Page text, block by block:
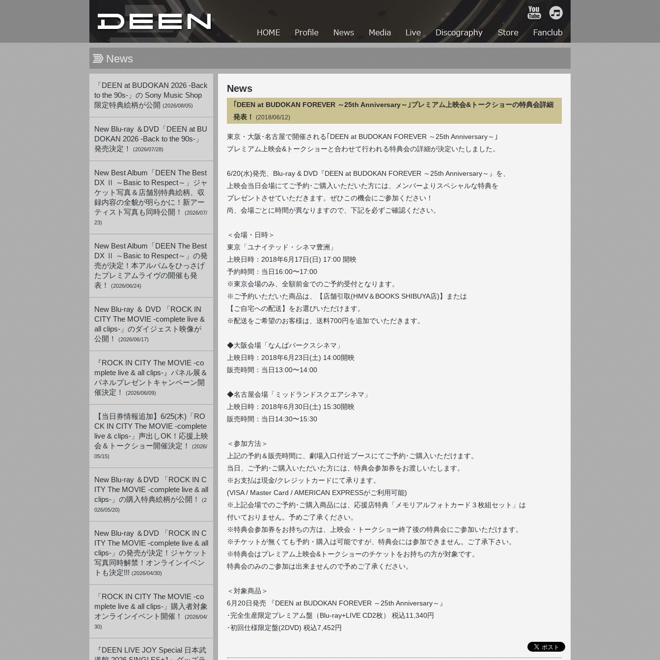
iTunes
YouTube
HOME Profile News Media Live Discography
Store Fanclub
News
「DEEN at BUDOKAN 2026 -Back
to the 90s-」の Sony Music Shop
限定特典絵柄が公開 (2026/08/05)
New Blu-ray ＆DVD「DEEN at BU
DOKAN 2026 -Back to the 90s-」
発売決定！
(2026/07/28)
New Best Album「DEEN The Best
DX Ⅱ ～Basic to Respect～」ジャ
ケット写真＆店舗別特典絵柄、収
録内容の全貌が明らかに！新アー
ティスト写真も同時公開！
(2026/07/
23)
New Best Album「DEEN The Best
DX Ⅱ ～Basic to Respect～」の発
売が決定！本アルバムをひっさげ
たプレミアムライヴの開催も発
表！
(2026/06/24)
New Blu-ray ＆ DVD 「ROCK IN
CITY The MOVIE -complete live &
all clips-」のダイジェスト映像が
公開！
(2026/06/17)
『ROCK IN CITY The MOVIE -co
mplete live & all clips-』パネル展＆
パネルプレゼントキャンペーン開
催決定！
(2026/06/09)
【当日券情報追加】6/25(木)「RO
CK IN CITY The MOVIE -complete
live & clips-」声出しOK！応援上映
会＆トークショー開催決定！
(2026/
05/15)
New Blu-ray ＆DVD 「ROCK IN C
ITY The MOVIE -complete live & all
clips-」の購入特典絵柄が公開！
(2
026/05/20)
New Blu-ray ＆DVD 「ROCK IN C
ITY The MOVIE -complete live & all
clips-」の発売が決定！ジャケット
写真同時解禁！オンラインイベン
トも決定!!! (2026/04/30)
「ROCK IN CITY The MOVIE -co
mplete live & all clips-」購入者対象
オンラインイベント開催！
(2026/04/
30)
『DEEN LIVE JOY Special 日本武
News
｢DEEN at BUDOKAN FOREVER ～25th Anniversary～｣プレミアム上映会&トークショーの特典会詳細
発表！ (2018/06/12)
東京・大阪･名古屋で開催される｢DEEN at BUDOKAN FOREVER ～25th Anniversary～｣
プレミアム上映会&トークショーと合わせて行われる特典会の詳細が決定いたしました。
6/20(水)発売、Blu-ray & DVD『DEEN at BUDOKAN FOREVER ～25th Anniversary～』を、
上映会当日会場にてご予約･ご購入いただいた方には、メンバーよりスペシャルな特典を
プレゼントさせていただきます。ぜひこの機会にご参加ください！
尚、会場ごとに時間が異なりますので、下記を必ずご確認ください。
＜会場・日時＞
東京「ユナイテッド・シネマ豊洲」
上映日時：2018年6月17日(日) 17:00 開映
予約時間：当日16:00〜17:00
※東京会場のみ、全額前金でのご予約受付となります。
※ご予約いただいた商品は、【店舗引取(HMV＆BOOKS SHIBUYA店)】または
【ご自宅への配送】をお選びいただけます。
※配送をご希望のお客様は、送料700円を追加でいただきます。
◆大阪会場「なんばパークスシネマ」
上映日時：2018年6月23日(土) 14:00開映
販売時間：当日13:00〜14:00
◆名古屋会場「ミッドランドスクエアシネマ」
上映日時：2018年6月30日(土) 15:30開映
販売時間：当日14:30〜15:30
＜参加方法＞
上記の予約＆販売時間に、劇場入口付近ブースにてご予約･ご購入いただけます。
当日、ご予約･ご購入いただいた方には、特典会参加券をお渡しいたします。
※お支払は現金/クレジットカードにて承ります。
(VISA / Master Card / AMERICAN EXPRESSがご利用可能)
※上記会場でのご予約･ご購入商品には、応援店特典「メモリアルフォトカード３枚組セット」は
付いておりません。予めご了承ください。
※特典会参加券をお持ちの方は、上映会・トークショー終了後の特典会にご参加いただけます。
※チケットが無くても予約・購入は可能ですが 、特典会には参加できません。
ご了承下さい。
※特典会はプレミアム上映会&トークショーのチケットをお持ちの方が対象です。
特典会のみのご参加は出来ませんので予めご了承ください。
＜対象商品＞
6月20日発売 『DEEN at BUDOKAN FOREVER ～25th Anniversary～』
･完全生産限定プレミアム盤（Blu-ray+LIVE CD2枚） 税込11,340円
･初回仕様限定盤(2DVD) 税込7,452円